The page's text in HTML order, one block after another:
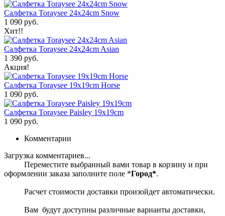
Салфетка Toraysee 24x24cm Snow
1 090 руб.
Хит!!
Салфетка Toraysee 24x24cm Asian
1 390 руб.
Акция!
Салфетка Toraysee 19x19cm Horse
1 090 руб.
Салфетка Toraysee Paisley 19x19cm
1 090 руб.
Комментарии
Загрузка комментариев...
Переместите выбранный вами товар в корзину и при
оформлении заказа заполните поле *Город*.
Расчет стоимости доставки произойдет автоматически.
Вам будут доступны различные варианты доставки,